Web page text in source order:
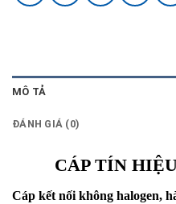
MÔ TẢ
ĐÁNH GIÁ (0)
CÁP TÍN
Cáp kết nối không halogen,